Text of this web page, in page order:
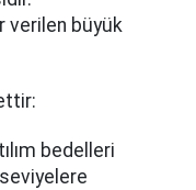
verilen büyük
bedelleri